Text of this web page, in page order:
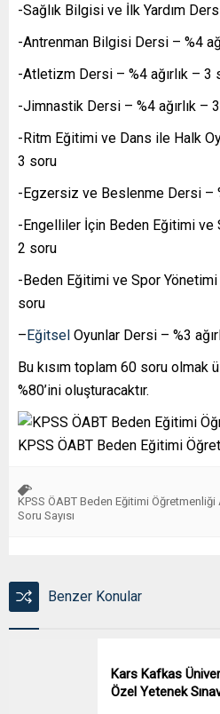
-Sağlık Bilgisi ve İlk Yardım
-Antrenman Bilgisi Dersi – %4
-Atletizm Dersi – %4 ağırlık – 3
-Jimnastik Dersi – %4 ağırlık –
-Ritm Eğitimi ve Dans ile Halk
3 soru
-Egzersiz ve Beslenme Dersi –
-Engelliler İçin Beden Eğitimi ve
2 soru
-Beden Eğitimi ve Spor Yönetimi
soru
–Eğitsel Oyunlar Dersi – %3
Bu kısım toplam 60 soru olmak
%80’ini oluşturacaktır.
KPSS ÖABT Beden Eğitimi
KPSS ÖABT Beden Eğitimi
Soru Sayısı
Benzer Konular
Kars Kafkas
Özel Yetenek